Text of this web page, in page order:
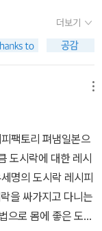
를 위해 만드는 것이
하고 그녀가 주는
과 하얀침구가 생각
그렇게 그 음식에
다. 다크초콜릿, 초
들어있다.다크초
를 다 먹을 수 없다.
을 감싸고 있는 금
고 천천히 녹여 먹었
는 그것이 달콤하고
본다.그리고 그 외롭
까지 ― 작가 성석
그것을 만들어낸
대한 이야기이다.
의 음식 이야기들
제 식사 한 번 하지
있다. 이름은 유지
는 것을 좋아하는 그
라 제주 등에 장기간
그것을 글로 옮기는
중한 이와 마주 앉은
장 삐르고 좋은 방
더보기
팩토리 펴냄일본으
도시락에 대한 레시
명의 도시락 레시피
을 싸가지고 다니는
으로 몸에 좋은 도시